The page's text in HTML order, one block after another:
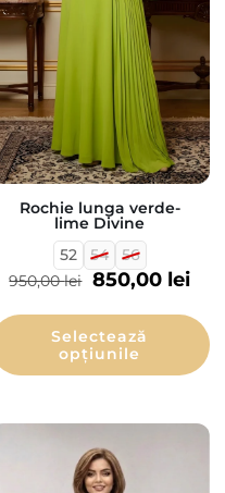
Rochie lunga verde-
lime Divine
52
54
56
950,00lei 850,00 lei
Selectează
opțiunile